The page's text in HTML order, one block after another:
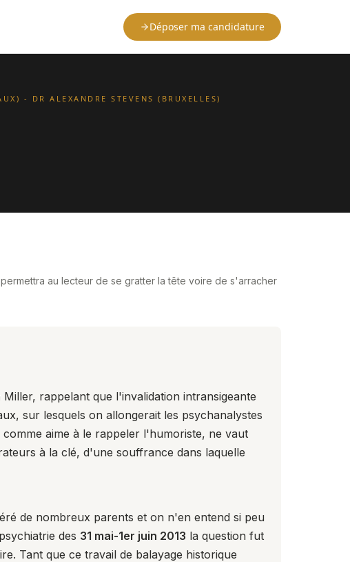
Déposer ma candidature
- DR ALEXANDRE STEVENS (BRUXELLES)
au lecteur de se gratter la tête voire de s'arracher
rappelant que l'invalidation intransigeante
sur lesquels on allongerait les psychanalystes
comme aime à le rappeler l'humoriste, ne vaut
à la clé, d'une souffrance dans laquelle
de nombreux parents et on n'en entend si peu
des 31 mai-1er juin 2013 la question fut
Tant que ce travail de balayage historique